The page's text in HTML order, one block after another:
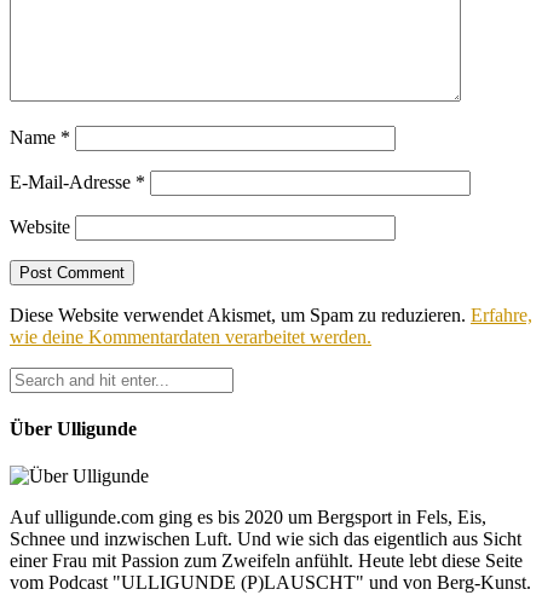
Name *
E-Mail-Adresse *
Website
Diese Website verwendet Akismet, um Spam zu reduzieren. Erfahre,
wie deine Kommentardaten verarbeitet werden.
Über Ulligunde
Auf ulligunde.com ging es bis 2020 um Bergsport in Fels, Eis,
Schnee und inzwischen Luft. Und wie sich das eigentlich aus Sicht
einer Frau mit Passion zum Zweifeln anfühlt. Heute lebt diese Seite
vom Podcast "ULLIGUNDE (P)LAUSCHT" und von Berg-Kunst.